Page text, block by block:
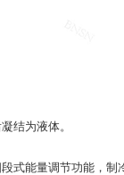
结为液体。
式能量调节功能，制